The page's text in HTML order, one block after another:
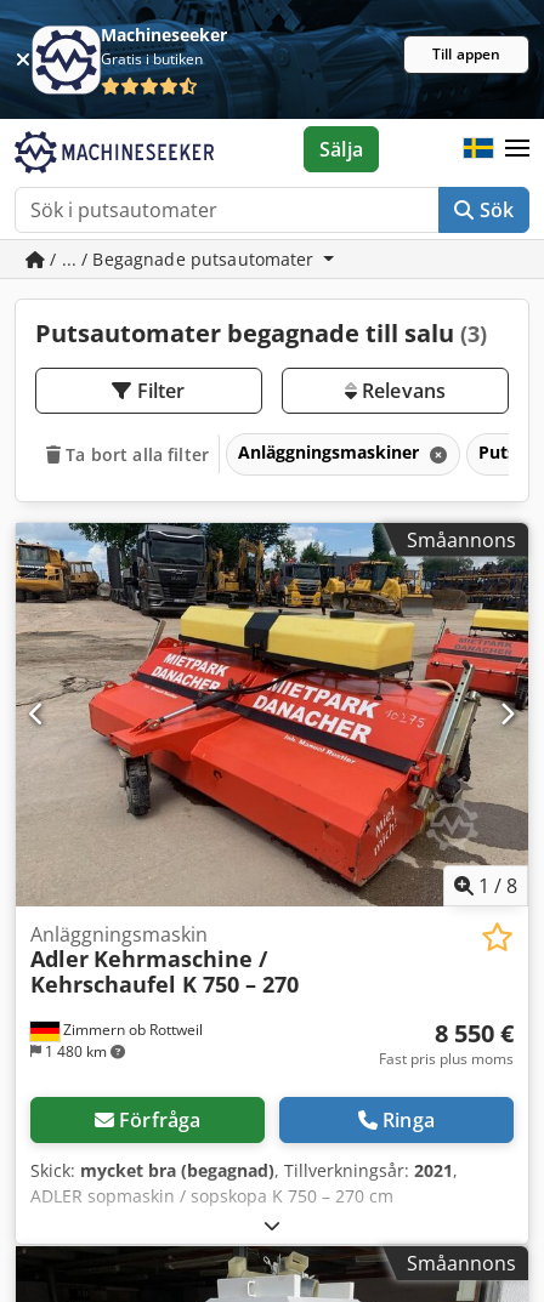
Machineseeker
Gratis i butiken Till appen
Sök
Sälja
/ ... / Begagnade putsautomater
Putsautomater begagnade till salu (3)
Filter Relevans
Ta bort alla filter Anläggningsmaskiner
Småannons
1 /8
Zimmern ob Rottweil
1 480 km
Anläggningsmaskin
Adler Kehrmaschine /
Kehrschaufel K 750 – 270
8 550 €
Fast pris plus moms
Förfråga Ringa
Skick: mycket bra (begagnad), Tillverkningsår: 2021,
ADLER sopmaskin / sopskopa K 750 – 270 cm
Hjullastarfäste Årsmodell: 2021 Arbetsbredd: 270 cm
Tankvolym: 240 liter Spänning: 12 volt Credozici Ropfx
Abwsf I gott och arbetsklart skick
Småannons